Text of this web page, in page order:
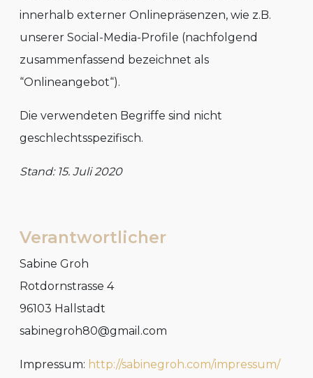
innerhalb externer Onlinepräsenzen, wie z.B.
unserer Social-Media-Profile (nachfolgend
zusammenfassend bezeichnet als
“Onlineangebot“).
Die verwendeten Begriffe sind nicht
geschlechtsspezifisch.
Stand: 15. Juli 2020
Verantwortlicher
Sabine Groh
Rotdornstrasse 4
96103 Hallstadt
sabinegroh80@gmail.com
Impressum: http://sabinegroh.com/impressum/